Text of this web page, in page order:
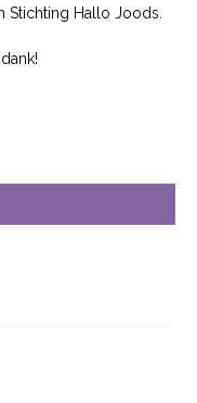
Stichting Hallo Joods.